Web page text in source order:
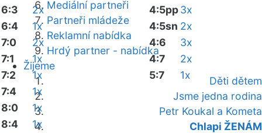
Mediální partneři
Partneři mládeže
Reklamní nabídka
Hrdý partner - nabídka
Žijeme
Děti dětem
Jsme jedna rodina
Petr Koukal a Kometa
Chlapi ŽENÁM
6:3
2x
6:4
1x
7:0
2x
7:1
1x
7:2
1x
7:4
1x
8:0
1x
8:4
1x
4:5pp3x
4:5sn 2x
4:6
3x
4:7
2x
5:7
1x